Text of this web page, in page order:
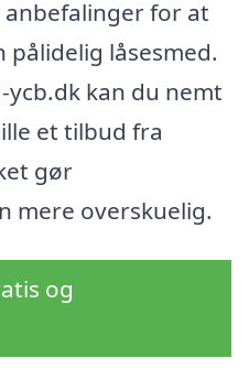
for at
låsesmed.
ycb.dk kan du nemt
et tilbud fra
gør
mere overskuelig.
og